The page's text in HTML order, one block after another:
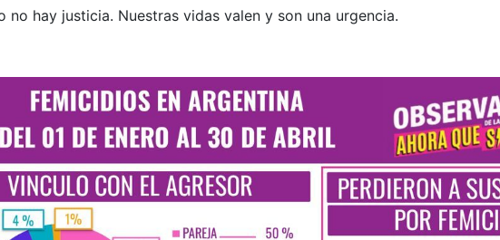
hay justicia. Nuestras vidas valen y son una urgencia.